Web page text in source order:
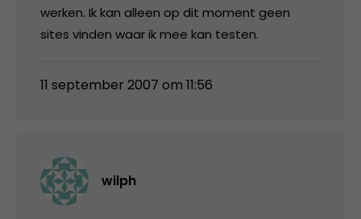
werken. Ik kan alleen op dit moment geen
sites vinden waar ik mee kan testen.
11 september 2007 om 11:56
wilph